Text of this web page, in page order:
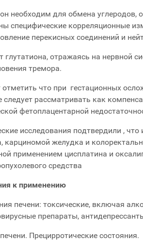
необходим для обмена углеродов,
специфические корреляционные
перекисных соединений и
глутатиона, отражаясь на нервной
тремора.
отметить что при гестационных
следует рассматривать как
фетоплацентарной
исследования подтвердили ,
карциномой желудка и
применением цисплатина и
средства
к применению
печени: токсические, включая
препараты,
Прецирротические состояния.